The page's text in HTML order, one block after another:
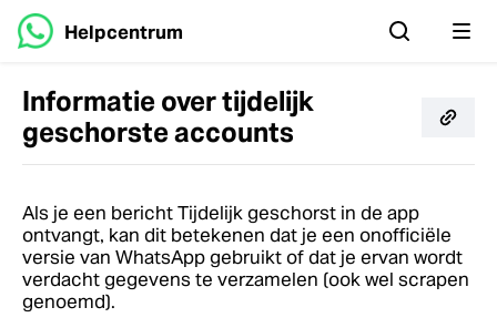
Helpcentrum
Informatie over tijdelijk
geschorste accounts
Als je een bericht Tijdelijk geschorst in de app
ontvangt, kan dit betekenen dat je een onofficiële
versie van WhatsApp gebruikt of dat je ervan wordt
verdacht gegevens te verzamelen (ook wel scrapen
genoemd).